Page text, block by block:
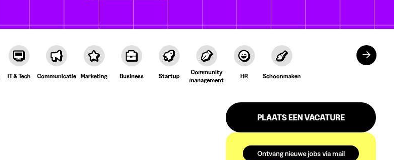
IT & Tech Communicatie Marketing Business Startup
Community
management
HR Schoonmaken
PLAATS EEN VACATURE
Ontvang nieuwe jobs via mail